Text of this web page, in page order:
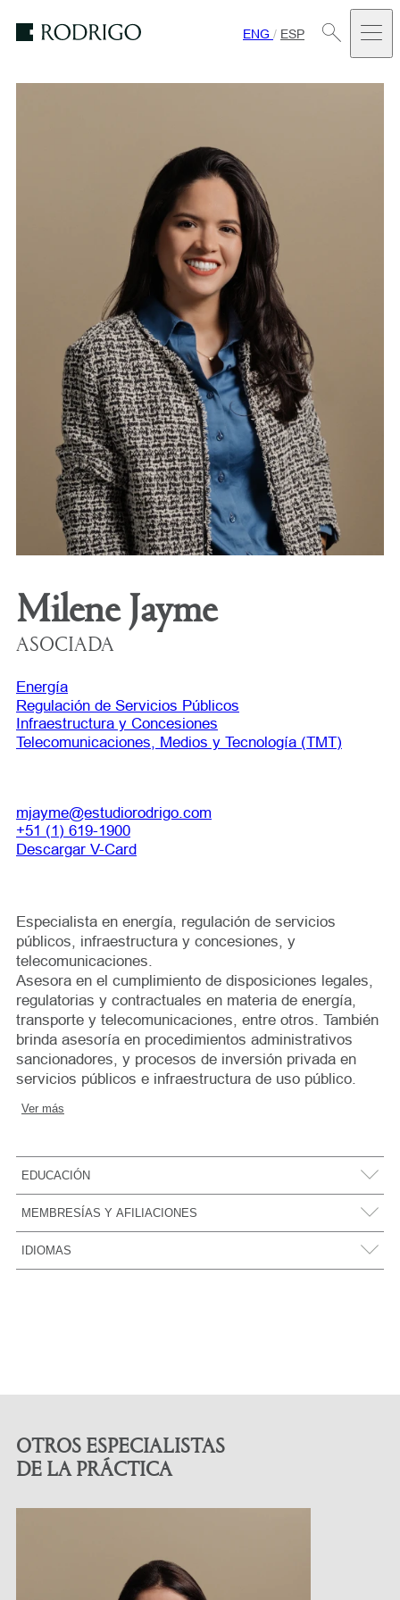
ENG / ESP
Milene Jayme
ASOCIADA
Energía
Regulación de Servicios Públicos
Infraestructura y Concesiones
Telecomunicaciones, Medios y Tecnología (TMT)
mjayme@estudiorodrigo.com
+51 (1) 619-1900
Descargar V-Card
Especialista en energía, regulación de servicios
públicos, infraestructura y concesiones, y
telecomunicaciones.
Asesora en el cumplimiento de disposiciones legales,
regulatorias y contractuales en materia de energía,
transporte y telecomunicaciones, entre otros. También
brinda asesoría en procedimientos administrativos
sancionadores, y procesos de inversión privada en
servicios públicos e infraestructura de uso público.
Ver más
EDUCACIÓN
MEMBRESÍAS Y AFILIACIONES
IDIOMAS
OTROS ESPECIALISTAS
DE LA PRÁCTICA